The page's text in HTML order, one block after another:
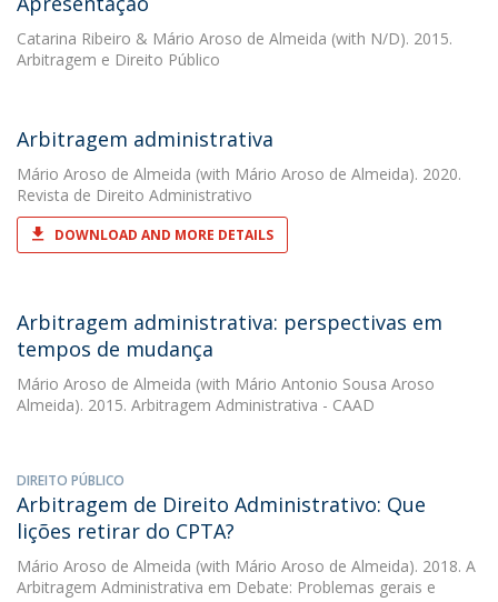
Catarina Ribeiro & Mário Aroso de Almeida (with N/D). 2015.
Arbitragem e Direito Público
Arbitragem administrativa
Mário Aroso de Almeida (with Mário Aroso de Almeida). 2020.
Revista de Direito Administrativo
DOWNLOAD AND MORE DETAILS
Arbitragem administrativa: perspectivas em
tempos de mudança
Mário Aroso de Almeida (with Mário Antonio Sousa Aroso
Almeida). 2015. Arbitragem Administrativa - CAAD
DIREITO PÚBLICO
Arbitragem de Direito Administrativo: Que
lições retirar do CPTA?
Mário Aroso de Almeida (with Mário Aroso de Almeida). 2018. A
Arbitragem Administrativa em Debate: Problemas gerais e